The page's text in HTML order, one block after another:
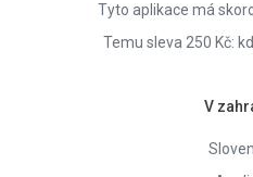
Tyto aplikace má
Temu sleva 250 Kč:
V